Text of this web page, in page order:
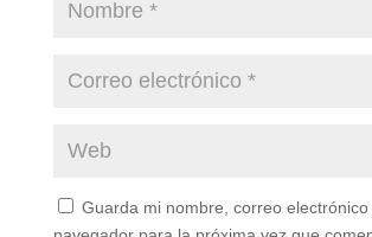
Guarda mi nombre, correo